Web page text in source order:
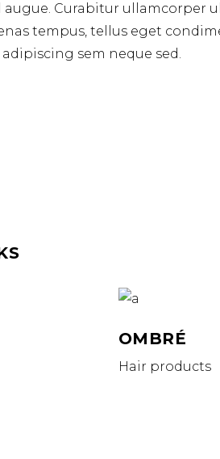
augue. Curabitur ullamcorper
tempus, tellus eget
sem neque sed.
OMBRÉ
Hair products